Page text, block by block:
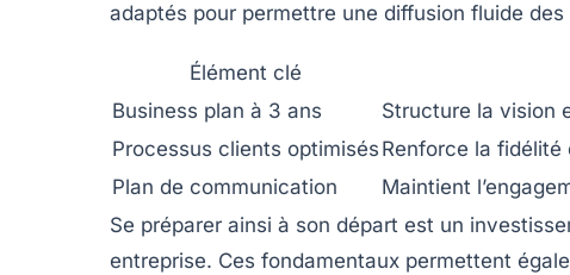
adaptés pour permettre une diffusion fluide
Élément clé
Business plan à 3 ans
Structure la vision
Processus clients optimisés Renforce la
Plan de communication
Maintient
Se préparer ainsi à son départ est un
entreprise. Ces fondamentaux permettent